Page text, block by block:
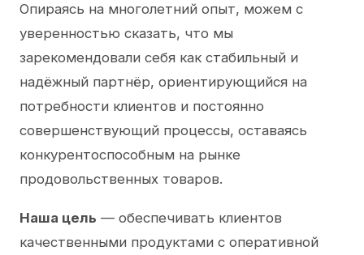
Опираясь на многолетний опыт, можем с
уверенностью сказать, что мы
зарекомендовали себя как стабильный и
надёжный партнёр, ориентирующийся на
потребности клиентов и постоянно
совершенствующий процессы, оставаясь
конкурентоспособным на рынке
продовольственных товаров.
Наша цель — обеспечивать клиентов
качественными продуктами с оперативной